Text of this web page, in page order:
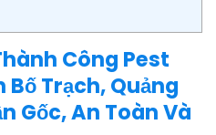
Công Pest
Trạch, Quảng
Gốc, An Toàn Và